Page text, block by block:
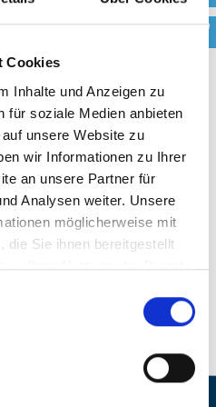
Cookies
Inhalte und Anzeigen zu
für soziale Medien anbieten
unsere Website zu
wir Informationen zu Ihrer
an unsere Partner für
Analysen weiter. Unsere
möglicherweise mit
die Sie ihnen bereitgestellt
Ihrer Nutzung der Dienste
zusammenarbeiten,
weiter.
bequem in Teilbeträgen
wie hoch die Rate
Die Laufzeit kann bis zu 36
weiteren Kosten entstehen
in max. 6 Monatsraten
gerne eine passende